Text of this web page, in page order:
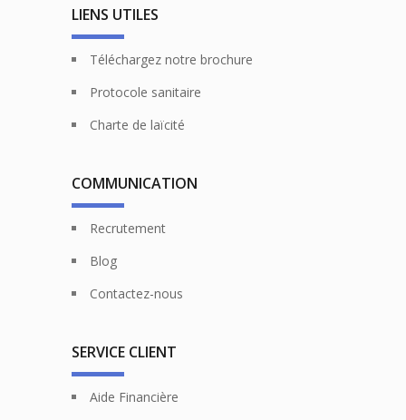
LIENS UTILES
Téléchargez notre brochure
Protocole sanitaire
Charte de laïcité
COMMUNICATION
Recrutement
Blog
Contactez-nous
SERVICE CLIENT
Aide Financière